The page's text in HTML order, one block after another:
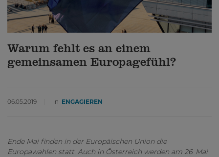
Warum fehlt es an einem
gemeinsamen Europagefühl?
06.05.2019 in ENGAGIEREN
Ende Mai finden in der Europäischen Union die
Europawahlen statt. Auch in Österreich werden am 26. Mai